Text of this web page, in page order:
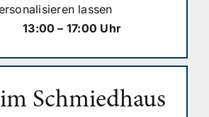
lassen
– 17:00 Uhr
Schmiedhaus